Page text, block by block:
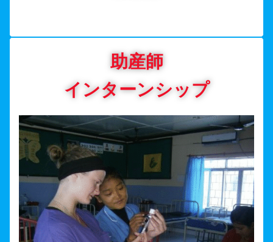
助産師
インターンシップ